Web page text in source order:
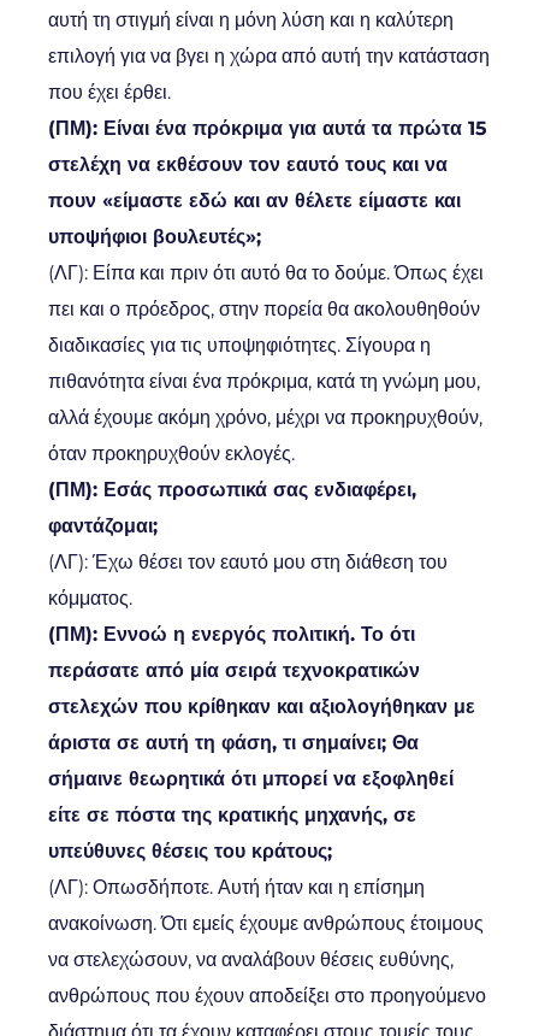
αυτή τη στιγμή είναι η μόνη λύση και η καλύτερη
επιλογή για να βγει η χώρα από αυτή την κατάσταση
που έχει έρθει.
(ΠΜ): Είναι ένα πρόκριμα για αυτά τα πρώτα 15
στελέχη να εκθέσουν τον εαυτό τους και να
πουν «είμαστε εδώ και αν θέλετε είμαστε και
υποψήφιοι βουλευτές»;
(ΛΓ): Είπα και πριν ότι αυτό θα το δούμε. Όπως έχει
πει και ο πρόεδρος, στην πορεία θα ακολουθηθούν
διαδικασίες για τις υποψηφιότητες. Σίγουρα η
πιθανότητα είναι ένα πρόκριμα, κατά τη γνώμη μου,
αλλά έχουμε ακόμη χρόνο, μέχρι να προκηρυχθούν,
όταν προκηρυχθούν εκλογές.
(ΠΜ): Εσάς προσωπικά σας ενδιαφέρει,
φαντάζομαι;
(ΛΓ): Έχω θέσει τον εαυτό μου στη διάθεση του
κόμματος.
(ΠΜ): Εννοώ η ενεργός πολιτική. Το ότι
περάσατε από μία σειρά τεχνοκρατικών
στελεχών που κρίθηκαν και αξιολογήθηκαν με
άριστα σε αυτή τη φάση, τι σημαίνει; Θα
σήμαινε θεωρητικά ότι μπορεί να εξοφληθεί
είτε σε πόστα της κρατικής μηχανής, σε
υπεύθυνες θέσεις του κράτους;
(ΛΓ): Οπωσδήποτε. Αυτή ήταν και η επίσημη
ανακοίνωση. Ότι εμείς έχουμε ανθρώπους έτοιμους
να στελεχώσουν, να αναλάβουν θέσεις ευθύνης,
ανθρώπους που έχουν αποδείξει στο προηγούμενο